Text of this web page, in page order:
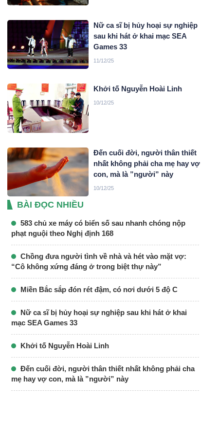
Nữ ca sĩ bị hủy hoại sự nghiệp
sau khi hát ở khai mạc SEA
Games 33
11/12/25
Khởi tố Nguyễn Hoài Linh
10/12/25
Đến cuối đời, người thân thiết
nhất không phải cha mẹ hay vợ
con, mà là ”người” này
10/12/25
BÀI ĐỌC NHIỀU
583 chủ xe máy có biển số sau nhanh chóng nộp
phạt nguội theo Nghị định 168
Chồng đưa người tình về nhà và hét vào mặt vợ:
“Cô không xứng đáng ở trong biệt thự này”
Miền Bắc sắp đón rét đậm, có nơi dưới 5 độ C
Nữ ca sĩ bị hủy hoại sự nghiệp sau khi hát ở khai
mạc SEA Games 33
Khởi tố Nguyễn Hoài Linh
Đến cuối đời, người thân thiết nhất không phải cha
mẹ hay vợ con, mà là ”người” này